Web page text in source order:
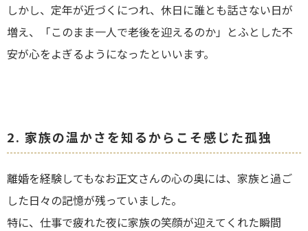
しかし、定年が近づくにつれ、休日に誰とも話さない日が
増え、「このまま一人で老後を迎えるのか」とふとした不
安が心をよぎるようになったといいます。
2. 家族の温かさを知るからこそ感じた孤独
離婚を経験してもなお正文さんの心の奥には、家族と過ご
した日々の記憶が残っていました。
特に、仕事で疲れた夜に家族の笑顔が迎えてくれた瞬間